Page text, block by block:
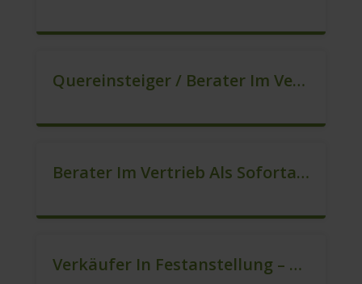
Quereinsteiger / Berater Im Vertrieb (Außendienst) (m/w/d)
Berater Im Vertrieb Als Sofortanstellung (m/w/d)
Verkäufer In Festanstellung – Top Gehalt (m/w/d)